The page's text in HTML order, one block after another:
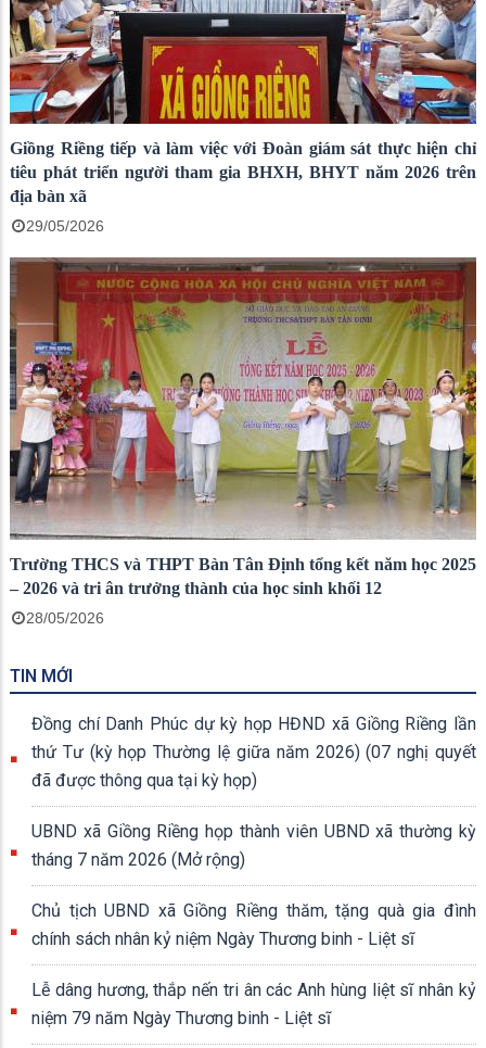
Giồng Riềng tiếp và làm việc với Đoàn giám sát thực hiện chỉ
tiêu phát triển người tham gia BHXH, BHYT năm 2026 trên
địa bàn xã
29/05/2026
Trường THCS và THPT Bàn Tân Định tổng kết năm học 2025
– 2026 và tri ân trưởng thành của học sinh khối 12
28/05/2026
TIN MỚI
Đồng chí Danh Phúc dự kỳ họp HĐND xã Giồng Riềng lần
thứ Tư (kỳ họp Thường lệ giữa năm 2026) (07 nghị quyết
đã được thông qua tại kỳ họp)
UBND xã Giồng Riềng họp thành viên UBND xã thường kỳ
tháng 7 năm 2026 (Mở rộng)
Chủ tịch UBND xã Giồng Riềng thăm, tặng quà gia đình
chính sách nhân kỷ niệm Ngày Thương binh - Liệt sĩ
Lễ dâng hương, thắp nến tri ân các Anh hùng liệt sĩ nhân kỷ
niệm 79 năm Ngày Thương binh - Liệt sĩ